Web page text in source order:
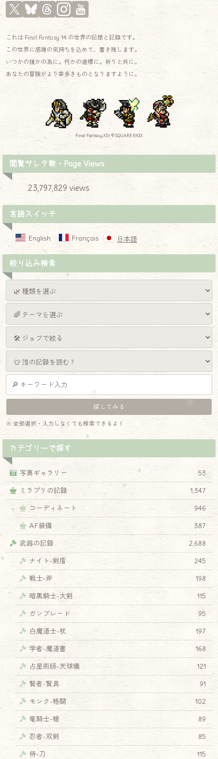
これは Final Fantasy 14 の世界の記憶と記録です。
この世界に感謝の気持ちを込めて、書き残します。
いつかの誰かの為に。何かの道標に。祈りと共に。
あなたの冒険がより幸多きものとなりますように。
Final Fantasy XIV © SQUARE ENIX
閲覧サレタ数・Page Views
23,797,829 views
言語スイッチ
English Français 日本語
絞り込み検索
※ 全部選択・入力しなくても検索できるよ！
カテゴリーで探す
写真ギャラリー
53
ミラプリの記録
1,347
コーディネート
946
AF装備
387
武器の記録
2,688
ナイト-剣盾
245
戦士-斧
198
暗黒騎士-大剣
115
ガンブレード
95
白魔道士-杖
197
学者-魔道書
168
占星術師-天球儀
121
賢者-賢具
91
モンク-格闘
102
竜騎士-槍
89
忍者-双剣
85
侍-刀
115